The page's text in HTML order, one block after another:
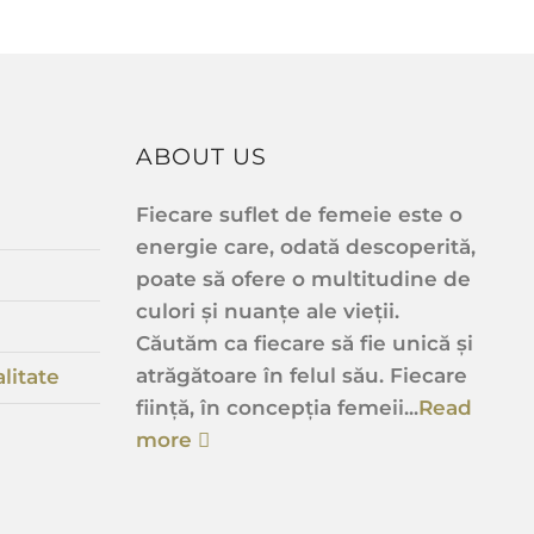
ABOUT US
Fiecare suflet de femeie este o
energie care, odată descoperită,
poate să ofere o multitudine de
culori și nuanțe ale vieții.
Căutăm ca fiecare să fie unică și
atrăgătoare în felul său. Fiecare
ființă, în concepția femeii...Read
more